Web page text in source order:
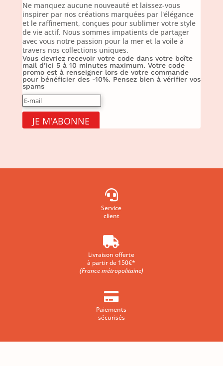
Ne manquez aucune nouveauté et laissez-vous
inspirer par nos créations marquées par l'élégance
et le raffinement, conçues pour sublimer votre style
de vie actif. Nous sommes impatients de partager
avec vous notre passion pour la mer et la voile à
travers nos collections uniques.
Vous devriez recevoir votre code dans votre boîte
mail d’ici 5 à 10 minutes maximum. Votre code
promo est à renseigner lors de votre commande
pour bénéficier des -10%. Pensez bien à vérifier vos
spams
JE M'ABONNE

Service
client

Livraison offerte
à partir de 150€*
(France métropolitaine)

Paiements
sécurisés